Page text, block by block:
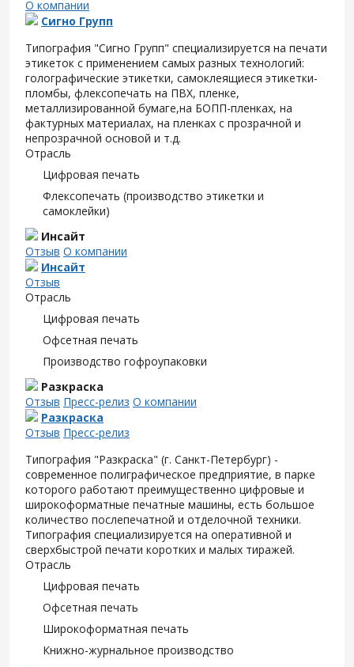
О компании
Сигно Групп
Типография "Сигно Групп" специализируется на печати
этикеток с применением самых разных технологий:
голографические этикетки, самоклеящиеся этикетки-
пломбы, флексопечать на ПВХ, пленке,
металлизированной бумаге,на БОПП-пленках, на
фактурных материалах, на пленках с прозрачной и
непрозрачной основой и т.д.
Отрасль
Цифровая печать
Флексопечать (производство этикетки и
самоклейки)
Инсайт
Отзыв О компании
Инсайт
Отзыв
Отрасль
Цифровая печать
Офсетная печать
Производство гофроупаковки
Разкраска
Отзыв Пресс-релиз О компании
Разкраска
Отзыв Пресс-релиз
Типография "Разкраска" (г. Санкт-Петербург) -
современное полиграфическое предприятие, в парке
которого работают преимущественно цифровые и
широкоформатные печатные машины, есть большое
количество послепечатной и отделочной техники.
Типография специализируется на оперативной и
сверхбыстрой печати коротких и малых тиражей.
Отрасль
Цифровая печать
Офсетная печать
Широкоформатная печать
Книжно-журнальное производство